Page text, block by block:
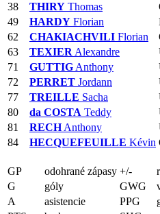
38
THIRY Thomas
49
HARDY Florian
62
CHAKIACHVILI Florian
63
TEXIER Alexandre
71
GUTTIG Anthony
72
PERRET Jordann
77
TREILLE Sacha
80
da COSTA Teddy
81
RECHAnthony
84
HECQUEFEUILLE Kévin
GP
odohrané zápasy +/-
G
góly GWG
A
asistencie PPG